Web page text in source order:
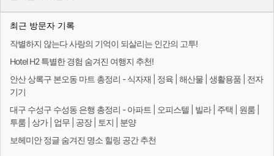
최근 방문자 기록
작별하지 않는다 사랑의 기억이 되살리는 인간의 고투!
Hotel H2 특별한 경험 숨겨진 여행지 추천!
안산 상록구 본오동 마트 총정리 - 식자재 | 정육 | 해산물 | 생활용품 | 전자
기기
대구 수성구 수성동 은행 총정리 - 아파트 | 오피스텔 | 빌라 | 주택 | 원룸 |
투룸 | 상가 | 업무 | 공장 | 토지 | 분양
보헤미안 정글 숨겨진 명소 힐링 공간 추천